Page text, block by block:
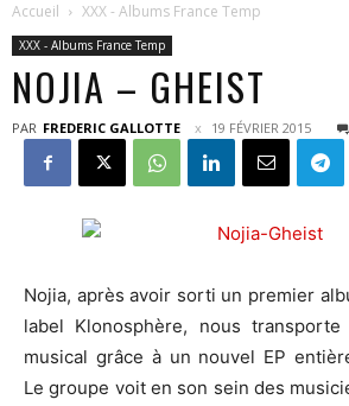
Accueil XXX - Albums France Temp
XXX - Albums France Temp
NOJIA – GHEIST
PAR FREDERIC GALLOTTE 19 FÉVRIER 2015
Nojia, après avoir sorti un premier
label Klonosphère, nous
musical grâce à un nouvel EP
Le groupe voit en son sein des